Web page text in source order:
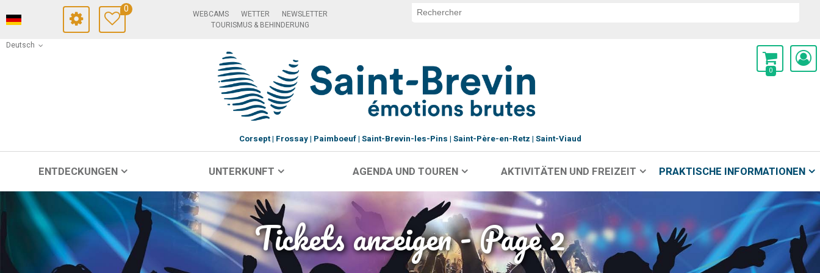
Deutsch
0 WEBCAMS WETTER
NEWSLETTER
TOURISMUS & BEHINDERUNG
0
Corsept Frossay Paimboeuf Saint-Brevin-les-Pins Saint-Père-en-Retz Saint-Viaud
ENTDECKUNGEN UNTERKUNFT AGENDA UND TOUREN AKTIVITÄTEN UND FREIZEIT PRAKTISCHE INFORMATIONEN
Tickets anzeigen - Page 2